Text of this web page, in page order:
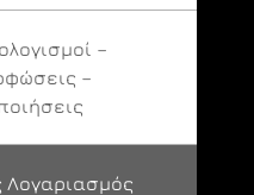
–
–
Λογαριασμός